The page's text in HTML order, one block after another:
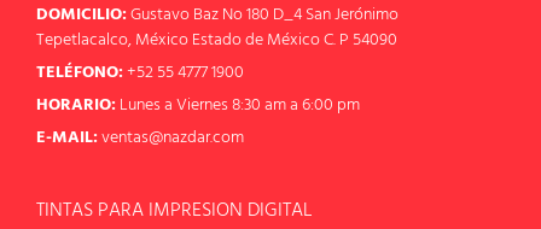
DOMICILIO:Gustavo Baz No 180 D_4 San Jerónimo
Tepetlacalco, México Estado de México C. P 54090
TELÉFONO:+52 55 4777 1900
HORARIO: Lunes a Viernes 8:30 am a 6:00 pm
E-MAIL:ventas@nazdar.com
TINTAS PARA IMPRESION DIGITAL